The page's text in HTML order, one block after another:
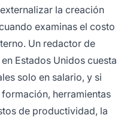
la creación
examinas el costo
Un redactor de
Estados Unidos cuesta
solo en salario, y si
herramientas
de productividad, la